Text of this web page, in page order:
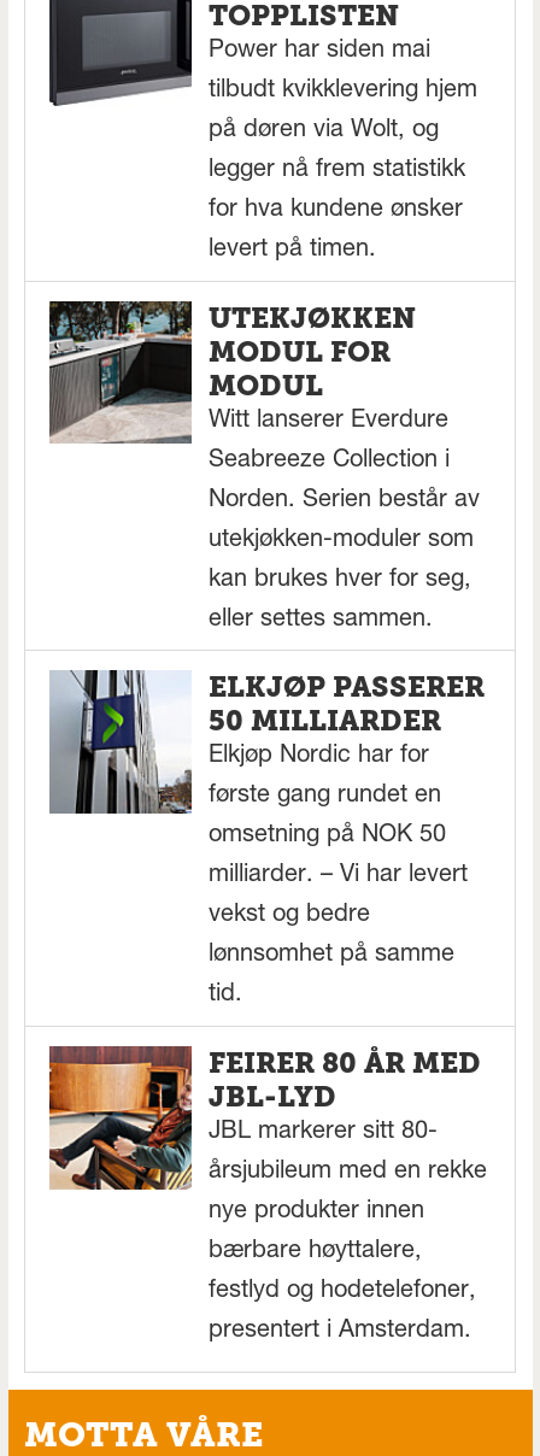
TOPPLISTEN
Power har siden mai
tilbudt kvikklevering hjem
på døren via Wolt, og
legger nå frem statistikk
for hva kundene ønsker
levert på timen.
UTEKJØKKEN
MODUL FOR
MODUL
Witt lanserer Everdure
Seabreeze Collection i
Norden. Serien består av
utekjøkken-moduler som
kan brukes hver for seg,
eller settes sammen.
ELKJØP PASSERER
50 MILLIARDER
Elkjøp Nordic har for
første gang rundet en
omsetning på NOK 50
milliarder. – Vi har levert
vekst og bedre
lønnsomhet på samme
tid.
FEIRER 80 ÅR MED
JBL-LYD
JBL markerer sitt 80-
årsjubileum med en rekke
nye produkter innen
bærbare høyttalere,
festlyd og hodetelefoner,
presentert i Amsterdam.
MOTTA VÅRE